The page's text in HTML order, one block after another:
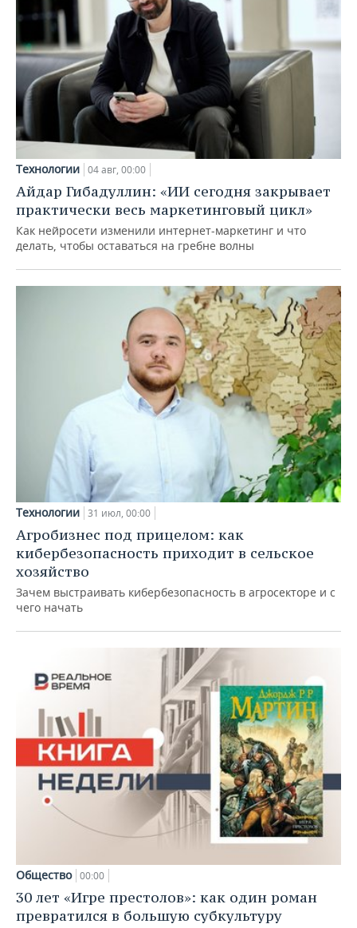
Технологии 04 авг, 00:00
Айдар Гибадуллин: «ИИ сегодня закрывает
практически весь маркетинговый цикл»
Как нейросети изменили интернет-маркетинг и что
делать, чтобы оставаться на гребне волны
Технологии 31 июл, 00:00
Агробизнес под прицелом: как
кибербезопасность приходит в сельское
хозяйство
Зачем выстраивать кибербезопасность в агросекторе и с
чего начать
Общество 00:00
30 лет «Игре престолов»: как один роман
превратился в большую субкультуру